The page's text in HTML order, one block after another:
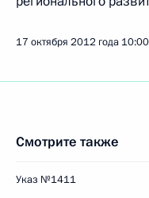
17 октября 2012 года 10:00
Смотрите также
Указ №1411